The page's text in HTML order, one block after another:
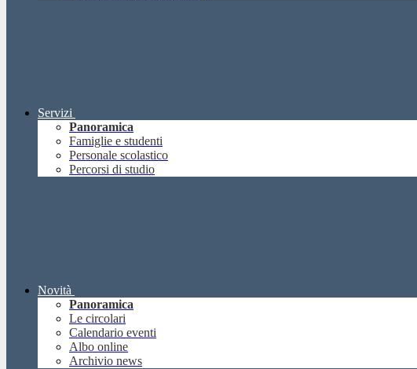
Servizi
Panoramica
Famiglie e studenti
Personale scolastico
Percorsi di studio
Novità
Panoramica
Le circolari
Calendario eventi
Albo online
Archivio news